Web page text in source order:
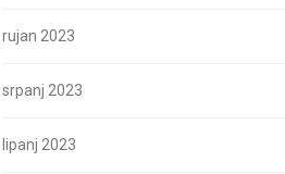
rujan 2023
srpanj 2023
lipanj 2023